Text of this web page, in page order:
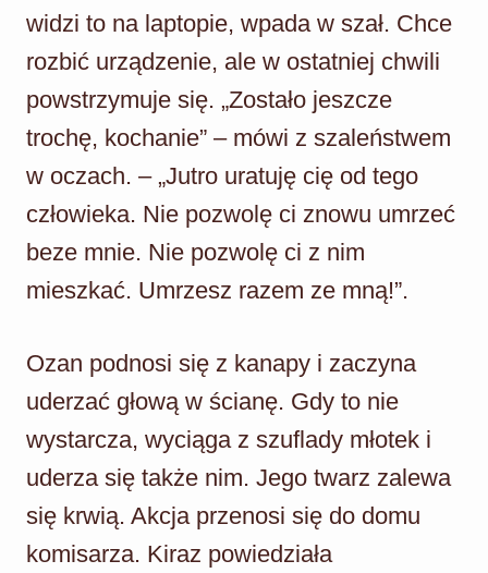
widzi to na laptopie, wpada w szał. Chce
rozbić urządzenie, ale w ostatniej chwili
powstrzymuje się. „Zostało jeszcze
trochę, kochanie” – mówi z szaleństwem
w oczach. – „Jutro uratuję cię od tego
człowieka. Nie pozwolę ci znowu umrzeć
beze mnie. Nie pozwolę ci z nim
mieszkać. Umrzesz razem ze mną!”.
Ozan podnosi się z kanapy i zaczyna
uderzać głową w ścianę. Gdy to nie
wystarcza, wyciąga z szuflady młotek i
uderza się także nim. Jego twarz zalewa
się krwią. Akcja przenosi się do domu
komisarza. Kiraz powiedziała